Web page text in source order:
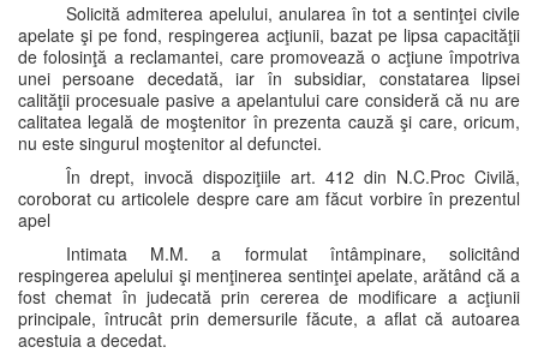
Solicită admiterea apelului, anularea în tot a sentinţei civile
apelate şi pe fond, respingerea acţiunii, bazat pe lipsa capacităţii
de folosinţă a reclamantei, care promovează o acţiune împotriva
unei persoane decedată, iar în subsidiar, constatarea lipsei
calităţii procesuale pasive a apelantului care consideră că nu are
calitatea legală de moştenitor în prezenta cauză şi care, oricum,
nu este singurul moştenitor al defunctei.
În drept, invocă dispoziţiile art. 412 din N.C.Proc Civilă,
coroborat cu articolele despre care am făcut vorbire în prezentul
apel
Intimata M.M. a formulat întâmpinare, solicitând
respingerea apelului şi menţinerea sentinţei apelate, arătând că a
fost chemat în judecată prin cererea de modificare a acţiunii
principale, întrucât prin demersurile făcute, a aflat că autoarea
acestuia a decedat.